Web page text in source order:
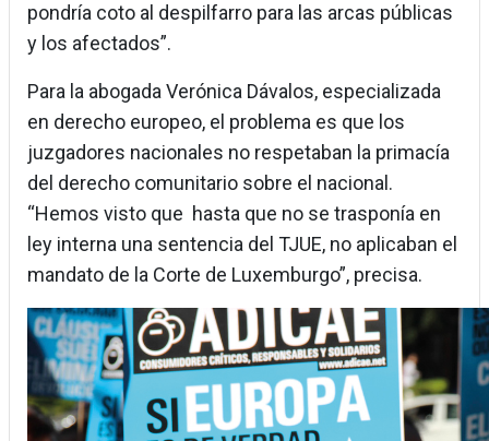
pondría coto al despilfarro para las arcas públicas
y los afectados”.
Para la abogada Verónica Dávalos, especializada
en derecho europeo, el problema es que los
juzgadores nacionales no respetaban la primacía
del derecho comunitario sobre el nacional.
“Hemos visto que hasta que no se trasponía en
ley interna una sentencia del TJUE, no aplicaban el
mandato de la Corte de Luxemburgo”, precisa.